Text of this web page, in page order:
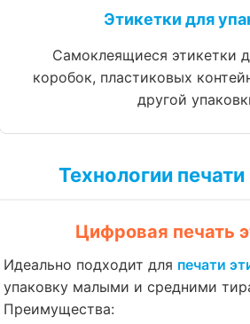
Этикетки для
Самоклеящиеся этикетки
коробок, пластиковых
другой
Технологии печати
Цифровая печать
Идеально подходит для печати
упаковку малыми и средними
Преимущества: